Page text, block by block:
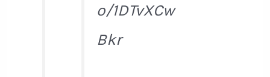
o/1DTvXCw
Bkr